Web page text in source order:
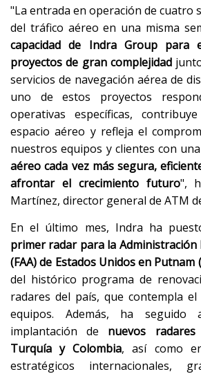
"La entrada en operación de cuatro
del tráfico aéreo en una misma
capacidad de Indra Group para
proyectos de gran complejidad
servicios de navegación aérea de
uno de estos proyectos
operativas específicas,
espacio aéreo y refleja el
nuestros equipos y clientes con una
aéreo cada vez más segura,
afrontar el crecimiento futuro",
Martínez, director general de ATM
En el último mes, Indra ha
primer radar para la Administración
(FAA) de Estados Unidos en Putnam
del histórico programa de
radares del país, que contempla
equipos. Además, ha seguido
implantación de nuevos
Turquía y Colombia, así como
estratégicos internacionales,